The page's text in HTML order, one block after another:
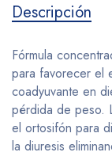
Descripción
Fórmula
para favorecer el
coadyuvante en
pérdida de peso.
el ortosifón para
la diuresis